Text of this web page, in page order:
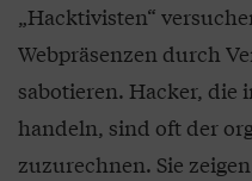
„Hacktivisten“
Webpräsenzen durch
sabotieren. Hacker,
handeln, sind oft der
zuzurechnen. Sie